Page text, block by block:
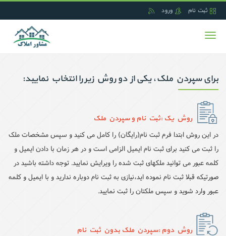
ثبت نام ورود
Toggle
برای سپردن ملک، یکی از دو روش زیر را انتخاب نمایید:
روش یک :ثبت نام و سپردن ملک
در این روش ابتدا فرم ثبت نام(رایگان) را کامل می کنید و سپس مشخصات ملک
را ثبت می کنید برای ثبت نام ایمیل الزامی است و در هر زمان با دادن ایمیل و
کلمه عبور می توانید ملکهای ثبت شده را ویرایش نمایید. توجه داشته باشید در
صورتیکه قبلا ثبت نام نموده اید،نیازی به ثبت نام دوباره ندارید و با ایمیل و کلمه
عبور وارد شوید و سپس ملکتان را ثبت نمایید.
روش دوم :سپردن ملک بدون ثبت نام